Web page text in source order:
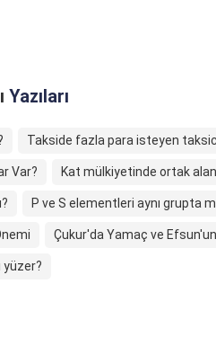
Yazıları
Takside fazla para isteyen
Var? Kat mülkiyetinde ortak
P ve S elementleri aynı grupta
Çukur'da Yamaç ve
yüzer?